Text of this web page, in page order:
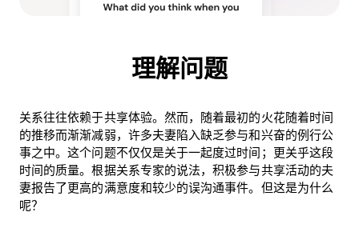
理解问题
关系往往依赖于共享体验。然而，随着最初的火花随着时间
的推移而渐渐减弱，许多夫妻陷入缺乏参与和兴奋的例行公
事之中。这个问题不仅仅是关于一起度过时间；更关乎这段
时间的质量。根据关系专家的说法，积极参与共享活动的夫
妻报告了更高的满意度和较少的误沟通事件。但这是为什么
呢？